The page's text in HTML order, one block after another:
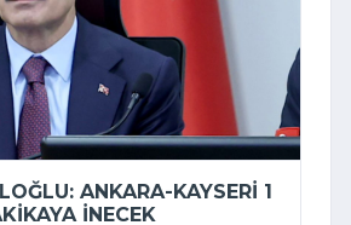
ANKARA-KAYSERI 1
INECEK